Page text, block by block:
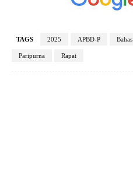
TAGS 2025 APBD-P Bahas
Paripurna Rapat